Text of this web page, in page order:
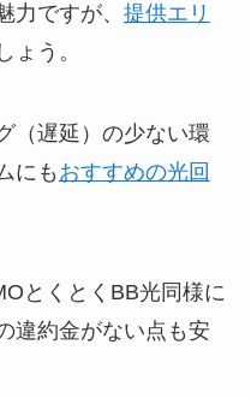
力ですが、 提供エリ
ょう。
（遅延）の少ない環
にも おすすめの光回
とくとくBB光同様に
違約金がない点も安